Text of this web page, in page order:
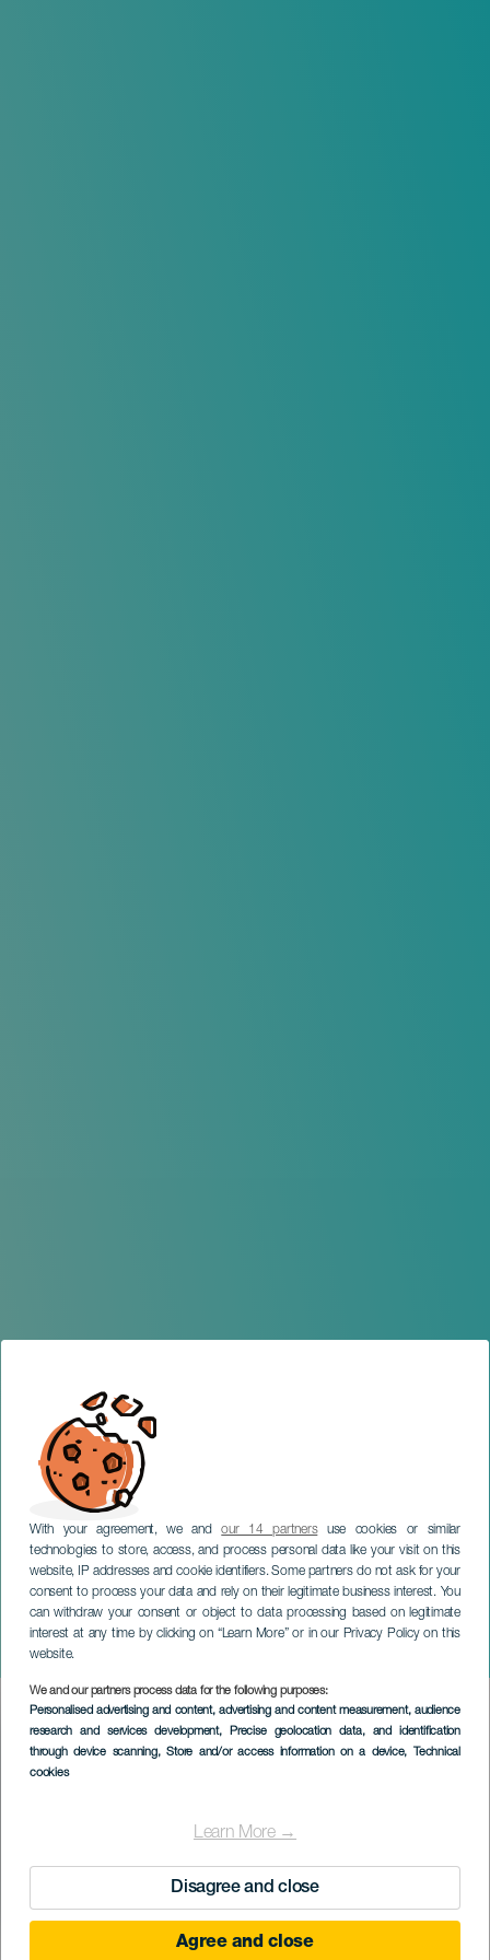
With your agreement, we andour 14 partnersuse cookies or similar
technologies to store, access, and process personal data like your visit on this
website, IP addresses and cookie identifiers. Some partners do not ask for your
consent to process your data and rely on their legitimate business interest. You
can withdraw your consent or object to data processing based on legitimate
interest at any time by clicking on “Learn More” or in our Privacy Policy on this
website.
We and our partners process data for the following purposes:
Personalised advertising and content, advertising and content measurement, audience
research and services development, Precise geolocation data, and identification
through device scanning, Store and/or access information on a device, Technical
cookies
Learn More →
Disagree and close
Agree and close
Eine Nacht mit Cristito
LANZAROTE
Imagen
Listado